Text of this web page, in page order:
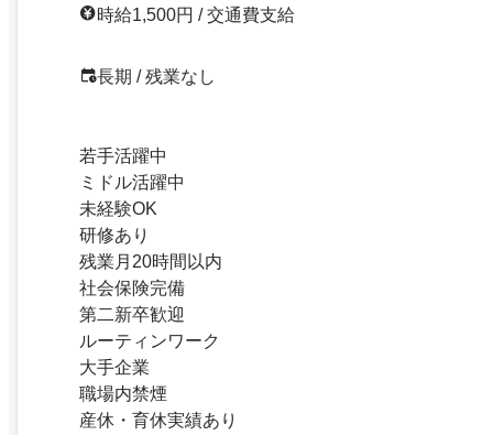
時給1,500円 / 交通費支給
長期 / 残業なし
若手活躍中
ミドル活躍中
未経験OK
研修あり
残業月20時間以内
社会保険完備
第二新卒歓迎
ルーティンワーク
大手企業
職場内禁煙
産休・育休実績あり